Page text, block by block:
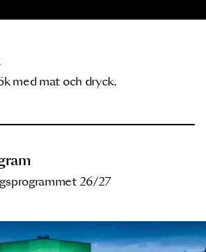
med mat och dryck.
26/27